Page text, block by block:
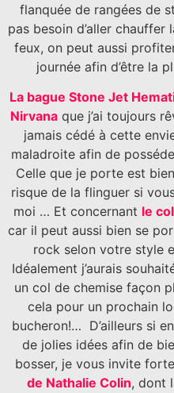
flanquée de rangées de
pas besoin d’aller
feux, on peut aussi
journée afin d’être la
La bague Stone Jet
Nirvana que j’ai toujours
jamais cédé à cette
maladroite afin de
Celle que je porte est
risque de la flinguer si
moi … Et concernant le
car il peut aussi bien se
rock selon votre style
Idéalement j’aurais
un col de chemise façon
cela pour un prochain
bucheron!… D’ailleurs si
de jolies idées afin de
bosser, je vous invite
de Nathalie Colin, dont